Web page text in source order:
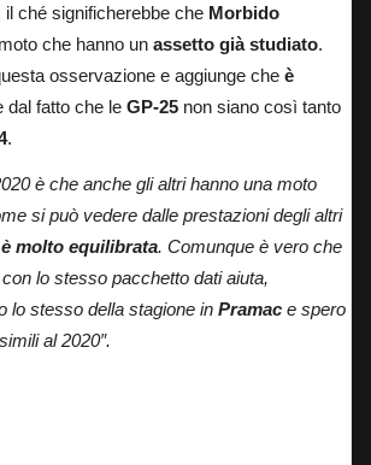
ché significherebbe che Morbido
che hanno un assetto già studiato.
osservazione e aggiunge che è
dal fatto che le GP-25 non siano così tanto
.
è che anche gli altri hanno una moto
si può vedere dalle prestazioni degli altri
molto equilibrata. Comunque è vero che
lo stesso pacchetto dati aiuta,
lo stesso della stagione in Pramac e spero
al 2020″.